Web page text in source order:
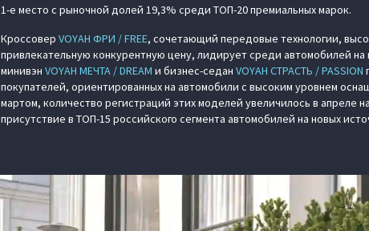
1-е место с рыночной долей 19,3% среди ТОП-20 премиальных марок.
Кроссовер VOYAH ФРИ / FREE, сочетающий передовые технологии,
привлекательную конкурентную цену, лидирует среди автомобилей
минивэн VOYAH МЕЧТА / DREAM и бизнес-седан VOYAH СТРАСТЬ / PASSION
покупателей, ориентированных на автомобили с высоким уровнем
мартом, количество регистраций этих моделей увеличилось в апреле
присутствие в ТОП-15 российского сегмента автомобилей на новых